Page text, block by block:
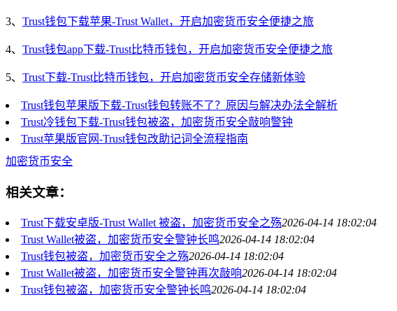
3、 Trust钱包下载苹果-Trust Wallet，开启加密货币安全便捷之旅
4、 Trust钱包app下载-Trust比特币钱包，开启加密货币安全便捷之旅
5、 Trust下载-Trust比特币钱包，开启加密货币安全存储新体验
Trust钱包苹果版下载-Trust钱包转账不了？原因与解决办法全解析
Trust冷钱包下载-Trust钱包被盗，加密货币安全敲响警钟
Trust苹果版官网-Trust钱包改助记词全流程指南
加密货币安全
相关文章：
Trust下载安卓版-Trust Wallet 被盗，加密货币安全之殇2026-04-14 18:02:04
Trust Wallet被盗，加密货币安全警钟长鸣2026-04-14 18:02:04
Trust钱包被盗，加密货币安全之殇2026-04-14 18:02:04
Trust Wallet被盗，加密货币安全警钟再次敲响2026-04-14 18:02:04
Trust钱包被盗，加密货币安全警钟长鸣2026-04-14 18:02:04